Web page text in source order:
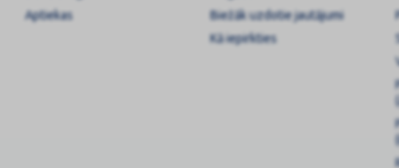
Aptiekas
Biežāk uzdotie jautājumi
Kā iepirkties